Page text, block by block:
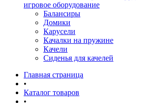
игровое оборудование
Балансиры
Домики
Карусели
Качалки на пружине
Качели
Сиденья для качелей
Главная страница
•
Каталог товаров
•